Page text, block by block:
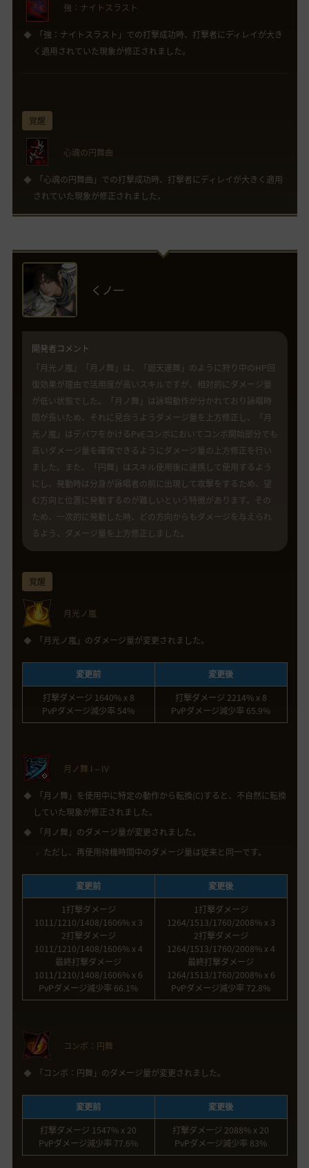
強：ナイトスラスト
「強：ナイトスラスト」での打撃成功時、打撃者にディレイが大き
く適用されていた現象が修正されました。
覚醒
心魂の円舞曲
「心魂の円舞曲」での打撃成功時、打撃者にディレイが大きく適用
されていた現象が修正されました。
くノ一
開発者コメント
「月光ノ嵐」「月ノ舞」は、「廻天連舞」のように狩り中のHP回
復効果が理由で活用度が高いスキルですが、相対的にダメージ量
が低い状態でした。「月ノ舞」は詠唱動作が分かれており詠唱時
間が長いため、それに見合うようダメージ量を上方修正し、「月
光ノ嵐」はデバフをかけるPvEコンボにおいてコンボ開始部分でも
高いダメージ量を確保できるようにダメージ量の上方修正を行い
ました。また、「円舞」はスキル使用後に連携して使用するよう
にし、発動時は分身が詠唱者の前に出現して攻撃をするため、望
む方向と位置に発動するのが難しいという特徴があります。その
ため、一次的に発動した時、どの方向からもダメージを与えられ
るよう、ダメージ量を上方修正しました。
覚醒
月光ノ嵐
「月光ノ嵐」のダメージ量が変更されました。
変更前
変更後
打撃ダメージ 1640% x 8
PvPダメージ減少率 54%
打撃ダメージ 2214% x 8
PvPダメージ減少率 65.9%
月ノ舞 I～IV
「月ノ舞」を使用中に特定の動作から転換(C)すると、不自然に転換
していた現象が修正されました。
「月ノ舞」のダメージ量が変更されました。
ただし、再使用待機時間中のダメージ量は従来と同一です。
変更前
変更後
1打撃ダメージ
1011/1210/1408/1606% x 3
2打撃ダメージ
1011/1210/1408/1606% x 4
最終打撃ダメージ
1011/1210/1408/1606% x 6
PvPダメージ減少率 66.1%
1打撃ダメージ
1264/1513/1760/2008% x 3
2打撃ダメージ
1264/1513/1760/2008% x 4
最終打撃ダメージ
1264/1513/1760/2008% x 6
PvPダメージ減少率 72.8%
コンボ：円舞
「コンボ：円舞」のダメージ量が変更されました。
変更前
変更後
打撃ダメージ 1547% x 20
PvPダメージ減少率 77.6%
打撃ダメージ 2088% x 20
PvPダメージ減少率 83%